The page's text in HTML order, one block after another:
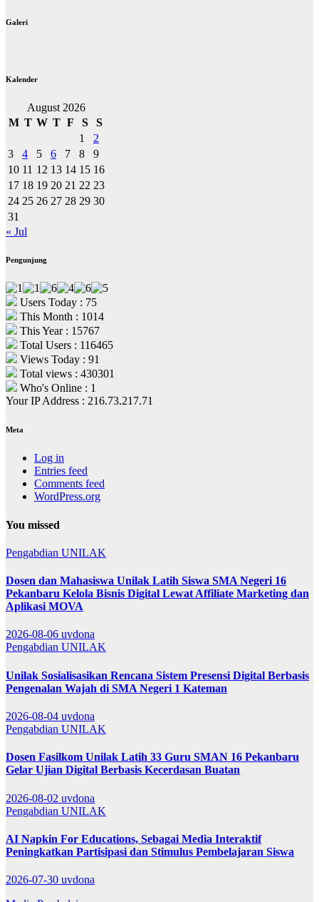
Galeri
Kalender
August 2026
M T W T F S
S
1
2
3
4 5 6 7 8
9
10 11 12 13 14 15 16
17 18 19 20 21 22 23
24 25 26 27 28 29 30
31
« Jul
Pengunjung
Users Today : 75
This Month : 1014
This Year : 15767
Total Users : 116465
Views Today : 91
Total views : 430301
Who's Online : 1
Your IP Address : 216.73.217.71
Meta
Log in
Entries feed
Comments feed
WordPress.org
You missed
Pengabdian UNILAK
Dosen dan Mahasiswa Unilak Latih Siswa SMA Negeri 16
Pekanbaru Kelola Bisnis Digital Lewat Affiliate Marketing dan
Aplikasi MOVA
2026-08-06 uvdona
Pengabdian UNILAK
Unilak Sosialisasikan Rencana Sistem Presensi Digital Berbasis
Pengenalan Wajah di SMA Negeri 1 Kateman
2026-08-04 uvdona
Pengabdian UNILAK
Dosen Fasilkom Unilak Latih 33 Guru SMAN 16 Pekanbaru
Gelar Ujian Digital Berbasis Kecerdasan Buatan
2026-08-02 uvdona
Pengabdian UNILAK
AI Napkin For Educations, Sebagai Media Interaktif
Peningkatkan Partisipasi dan Stimulus Pembelajaran Siswa
2026-07-30 uvdona